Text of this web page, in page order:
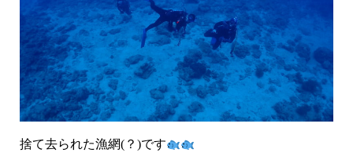
捨て去られた漁網(？)です